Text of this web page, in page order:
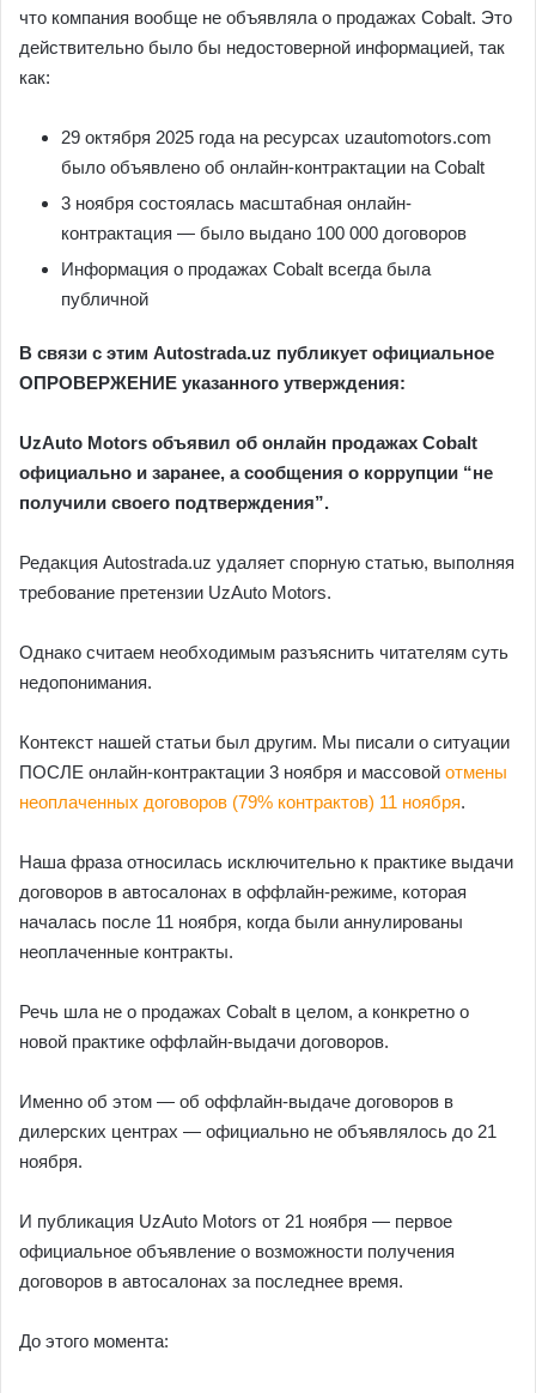
что компания вообще не объявляла о продажах Cobalt. Это
действительно было бы недостоверной информацией, так
как:
29 октября 2025 года на ресурсах uzautomotors.com
было объявлено об онлайн-контрактации на Cobalt
3 ноября состоялась масштабная онлайн-
контрактация — было выдано 100 000 договоров
Информация о продажах Cobalt всегда была
публичной
В связи с этим Autostrada.uz публикует официальное
ОПРОВЕРЖЕНИЕ указанного утверждения:
UzAuto Motors объявил об онлайн продажах Cobalt
официально и заранее, а сообщения о коррупции “не
получили своего подтверждения”.
Редакция Autostrada.uz удаляет спорную статью, выполняя
требование претензии UzAuto Motors.
Однако считаем необходимым разъяснить читателям суть
недопонимания.
Контекст нашей статьи был другим. Мы писали о ситуации
ПОСЛЕ онлайн-контрактации 3 ноября и массовой отмены
неоплаченных договоров (79% контрактов) 11 ноября.
Наша фраза относилась исключительно к практике выдачи
договоров в автосалонах в оффлайн-режиме, которая
началась после 11 ноября, когда были аннулированы
неоплаченные контракты.
Речь шла не о продажах Cobalt в целом, а конкретно о
новой практике оффлайн-выдачи договоров.
Именно об этом — об оффлайн-выдаче договоров в
дилерских центрах — официально не объявлялось до 21
ноября.
И публикация UzAuto Motors от 21 ноября — первое
официальное объявление о возможности получения
договоров в автосалонах за последнее время.
До этого момента: